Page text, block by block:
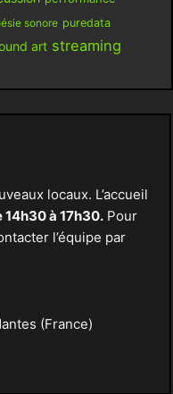
sonore puredata
art streaming
locaux. L’accueil
14h30 à 17h30.Pour
l’équipe par
(France)